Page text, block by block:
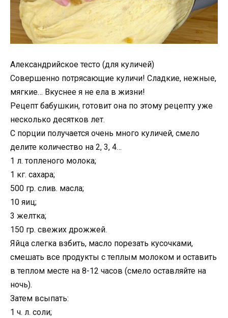
Александрийское тесто (для куличей)
Совершенно потрясающие куличи! Сладкие, нежные,
мягкие… Вкуснее я не ела в жизни!
Рецепт бабушкин, готовит она по этому рецепту уже
несколько десятков лет.
С порции получается очень много куличей, смело
делите количество на 2, 3, 4…
1 л. топленого молока;
1 кг. сахара;
500 гр. слив. масла;
10 яиц;
3 желтка;
150 гр. свежих дрожжей.
Яйца слегка взбить, масло порезать кусочками,
смешать все продукты с теплым молоком и оставить
в теплом месте на 8-12 часов (смело оставляйте на
ночь).
Затем всыпать:
1 ч. л. соли;